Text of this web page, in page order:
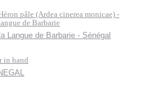
pâle (Ardea cinerea monicae) -
de Barbarie
Langue de Barbarie - Sénégal
in hand